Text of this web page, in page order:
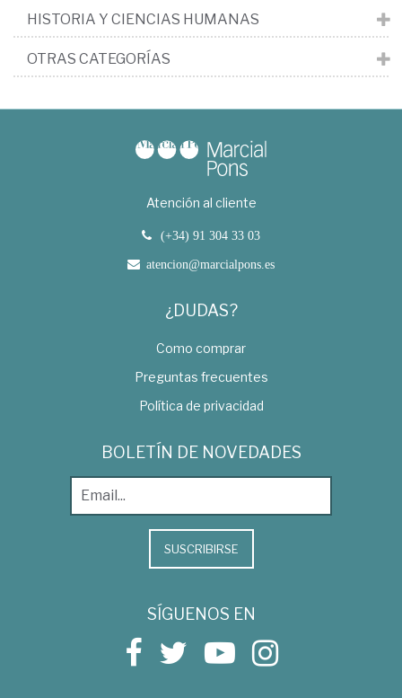
HISTORIA Y CIENCIAS HUMANAS
OTRAS CATEGORÍAS
Atención al cliente
(+34) 91 304 33 03
atencion@marcialpons.es
¿DUDAS?
Como comprar
Preguntas frecuentes
Política de privacidad
BOLETÍN DE NOVEDADES
SUSCRIBIRSE
SÍGUENOS EN